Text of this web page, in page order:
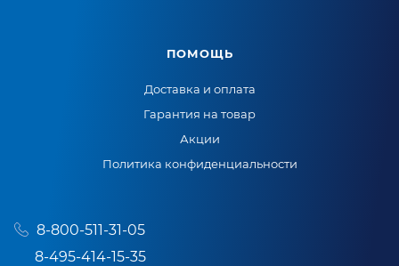
ПОМОЩЬ
Доставка и оплата
Гарантия на товар
Акции
Политика конфиденциальности
8-800-511-31-05
8-495-414-15-35